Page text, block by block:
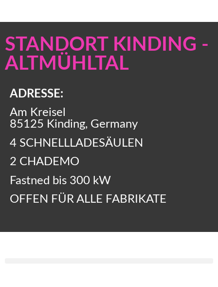
LADEPARK
IN KINDING
STANDORT KINDING -
ALTMÜHLTAL
ADRESSE:
Am Kreisel
85125 Kinding, Germany
4 SCHNELLLADESÄULEN
2 CHADEMO
Fastned bis 300 kW
OFFEN FÜR ALLE FABRIKATE